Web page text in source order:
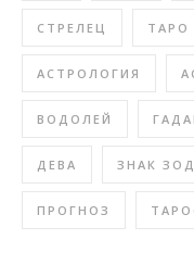
СТРЕЛЕЦ ТАРО
АСТРОЛОГИЯ
ВОДОЛЕЙ
ДЕВА ЗНАК
ПРОГНОЗ